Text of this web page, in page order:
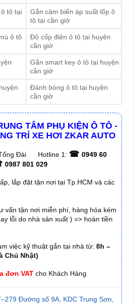
tô tại
Gắn cảm biến áp suất lốp ô
tô tại cần giờ
ô tô
Độ cốp điện ô tô tại huyện
cần giờ
Gắn smart key ô tô tại huyện
cần giờ
Đánh bóng ô tô tại huyện
cần giờ
TÂM PHỤ KIỆN Ô TÔ -
TRÍ XE HƠI ZKAR AUTO
Đài Hotline 1: ☎ 0949 60
0987 801 029
lắp đặt tận nơi tại Tp.HCM và các
vấn tận nơi miễn phí, hàng hóa kém
lỗi do nhà sản xuất ) => hoàn tiền
việc kỹ thuật gắn tại nhà từ: 8h –
Chủ Nhật)
đơn VAT cho Khách Hàng
Đường số 9A, KDC Trung Sơn,